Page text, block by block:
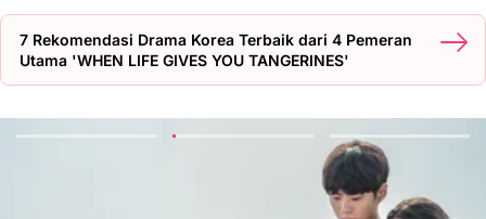
7 Rekomendasi Drama Korea Terbaik dari 4 Pemeran
Utama 'WHEN LIFE GIVES YOU TANGERINES'